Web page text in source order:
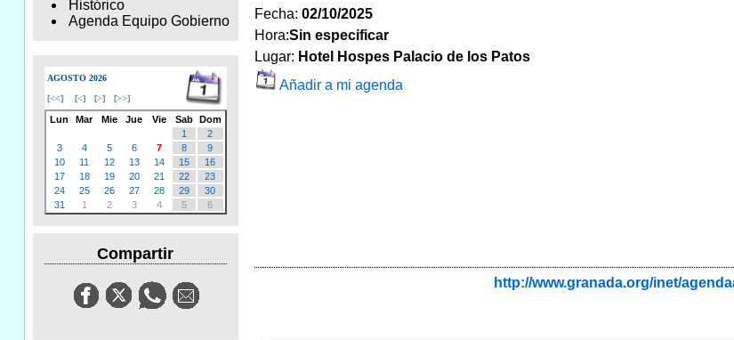
Histórico
Agenda Equipo Gobierno
AGOSTO 2026
[<<] [<] [>] [>>]
Lun Mar Mie Jue Vie Sab
Dom
1
2
3
4 5 6 7 8
9
10
11 12 13 14 15
16
17
18 19 20 21 22
23
24
25 26 27 28 29
30
31
1 2 3 4 5 6
Compartir
Fecha: 02/10/2025
Hora:Sin especificar
Lugar: Hotel Hospes Palacio de los Patos
Añadir a mi agenda
http://www.granada.org/inet/